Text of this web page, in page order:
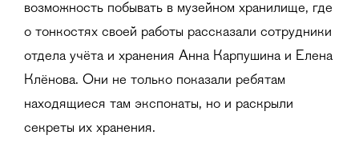
возможность побывать в музейном хранилище, где
о тонкостях своей работы рассказали сотрудники
отдела учёта и хранения Анна Карпушина и Елена
Клёнова. Они не только показали ребятам
находящиеся там экспонаты, но и раскрыли
секреты их хранения.